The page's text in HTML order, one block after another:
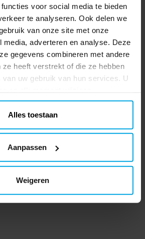
voor social media te bieden
te analyseren. Ook delen we
van onze site met onze
media, adverteren en analyse. Deze
gegevens combineren met andere
ze heeft verstrekt of die ze hebben
uw gebruik van hun services. U
Alles toestaan
Aanpassen
Weigeren